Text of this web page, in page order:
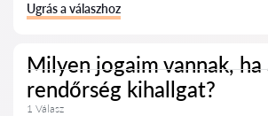
Ugrás a válaszhoz
Milyen jogaim vannak, ha
rendőrség kihallgat?
1 Válasz